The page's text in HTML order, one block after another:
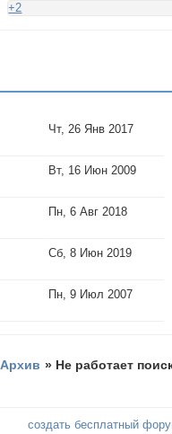
+2
Чт, 26 Янв 2017
Вт, 16 Июн 2009
Пн, 6 Авг 2018
Сб, 8 Июн 2019
Пн, 9 Июл 2007
Архив » Не работает
создать бесплатный